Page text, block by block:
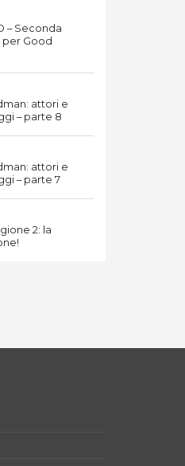
– Seconda
Good
attori e
– parte 8
attori e
– parte 7
2: la